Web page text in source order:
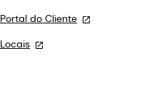
Portal do Cliente
Locais